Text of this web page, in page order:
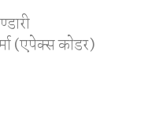
(एपेक्स काेडर)